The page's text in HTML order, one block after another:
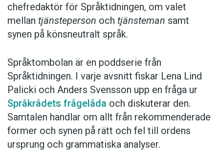
chefredaktör för Språktidningen, om valet
mellan tjänsteperson och tjänsteman samt
synen på könsneutralt språk.
Språktombolan är en poddserie från
Språktidningen. I varje avsnitt fiskar Lena Lind
Palicki och Anders Svensson upp en fråga ur
Språkrådets frågelåda och diskuterar den.
Samtalen handlar om allt från rekommenderade
former och synen på rätt och fel till ordens
ursprung och grammatiska analyser.